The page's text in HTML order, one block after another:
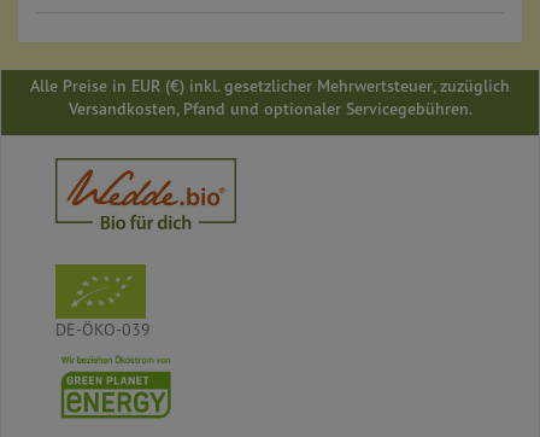
Alle Preise in EUR (€) inkl. gesetzlicher Mehrwertsteuer, zuzüglich
Versandkosten, Pfand und optionaler Servicegebühren.
DE-ÖKO-039